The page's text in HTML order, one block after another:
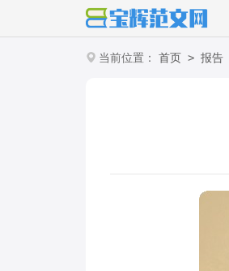
当前位置： 首页 > 报告